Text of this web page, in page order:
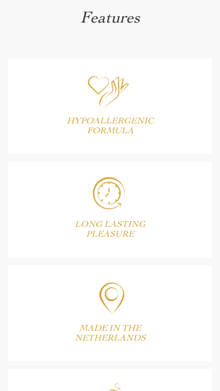
Features
HYPOALLERGENIC
FORMULA
LONG LASTING
PLEASURE
MADE IN THE
NETHERLANDS